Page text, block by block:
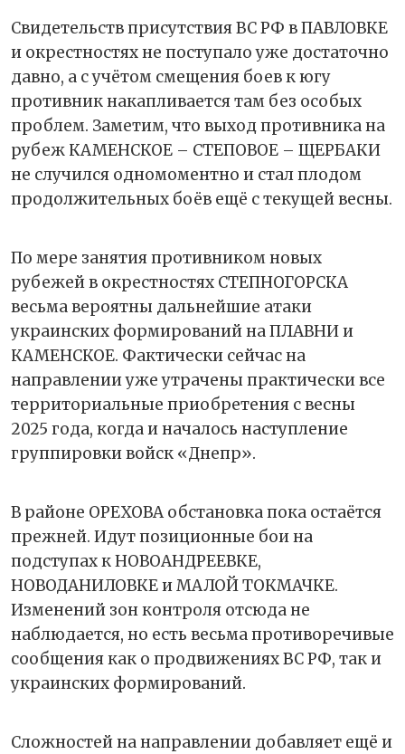
Свидетельств присутствия ВС РФ в ПАВЛОВКЕ
и окрестностях не поступало уже достаточно
давно, а с учётом смещения боев к югу
противник накапливается там без особых
проблем. Заметим, что выход противника на
рубеж КАМЕНСКОЕ – СТЕПОВОЕ – ЩЕРБАКИ
не случился одномоментно и стал плодом
продолжительных боёв ещё с текущей весны.
По мере занятия противником новых
рубежей в окрестностях СТЕПНОГОРСКА
весьма вероятны дальнейшие атаки
украинских формирований на ПЛАВНИ и
КАМЕНСКОЕ. Фактически сейчас на
направлении уже утрачены практически все
территориальные приобретения с весны
2025 года, когда и началось наступление
группировки войск «Днепр».
В районе ОРЕХОВА обстановка пока остаётся
прежней. Идут позиционные бои на
подступах к НОВОАНДРЕЕВКЕ,
НОВОДАНИЛОВКЕ и МАЛОЙ ТОКМАЧКЕ.
Изменений зон контроля отсюда не
наблюдается, но есть весьма противоречивые
сообщения как о продвижениях ВС РФ, так и
украинских формирований.
Сложностей на направлении добавляет ещё и